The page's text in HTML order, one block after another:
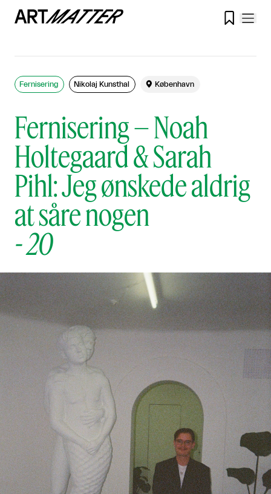

Fernisering – Noah
Holtegaard & Sarah
Pihl: Jeg ønskede aldrig
at såre nogen
-20
Fernisering Nikolaj Kunsthal  København